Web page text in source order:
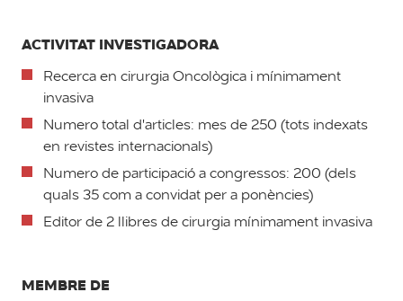
ACTIVITAT INVESTIGADORA
Recerca en cirurgia Oncològica i mínimament
invasiva
Numero total d'articles: mes de 250 (tots indexats
en revistes internacionals)
Numero de participació a congressos: 200 (dels
quals 35 com a convidat per a ponències)
Editor de 2 llibres de cirurgia mínimament invasiva
MEMBRE DE